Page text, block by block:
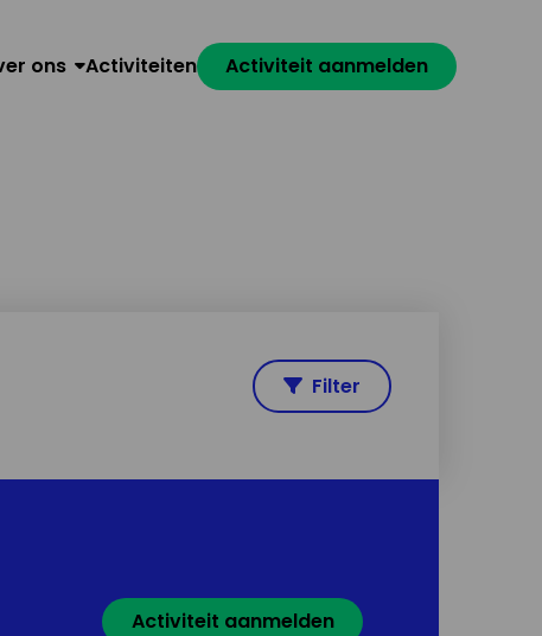
ons Activiteiten Activiteit aanmelden
Filter
Activiteit aanmelden